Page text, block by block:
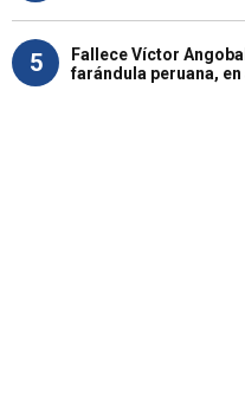
5
Fallece Víctor
farándula peruana,